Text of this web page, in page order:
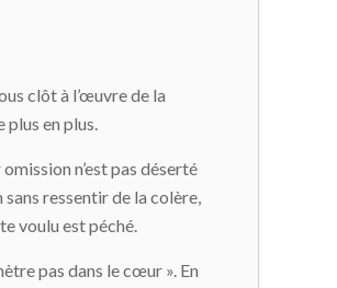
clôt à l’œuvre de la
plus en plus.
n’est pas déserté
ressentir de la colère,
voulu est péché.
pas dans le cœur ». En